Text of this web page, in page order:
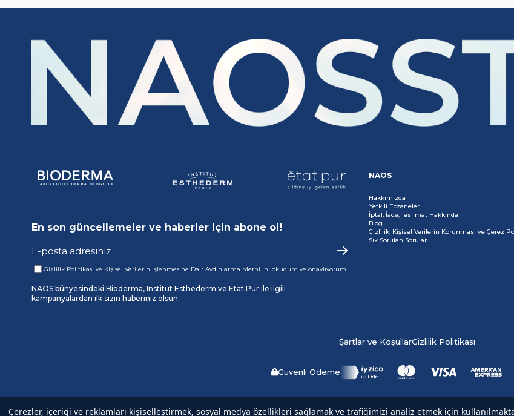
Çerezler, içeriği ve reklamları kişiselleştirmek, sosyal medya özellikleri sağlamak ve trafiğimizi analiz etmek için
En son güncellemeler ve haberler için abone ol!
Gizlilik Politikası ve Kişisel Verilerin İşlenmesine Dair Aydınlatma Metni 'ni okudum ve onaylıyorum.
NAOS bünyesindeki Bioderma, Institut Esthederm ve Etat Pur ile ilgili
kampanyalardan ilk sizin haberiniz olsun.
NAOS
Hakkımızda
Yetkili Eczaneler
İptal, İade, Teslimat Hakkında
Blog
Gizlilik, Kişisel Verilerin Korunması ve Çerez
Sık Sorulan Sorular
Şartlar ve KoşullarGizlilik Politikası
Güvenli Ödeme
Copyright© 2025NAOS All rights reserved.